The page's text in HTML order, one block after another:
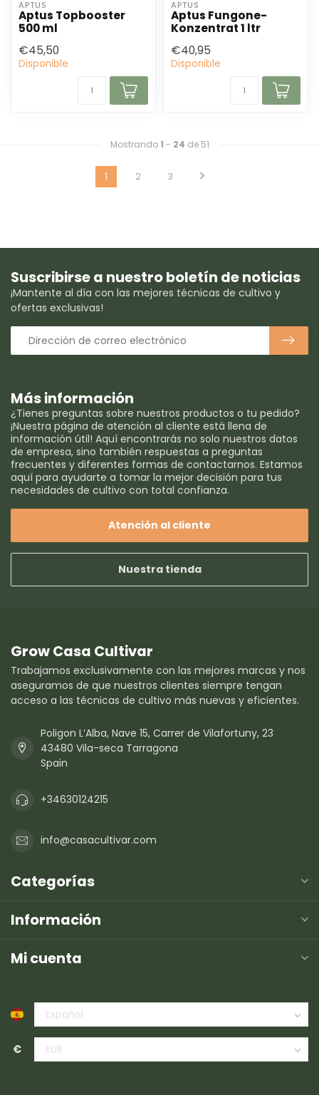
APTUS
Aptus Topbooster
500 ml
€45,50
Disponible
APTUS
Aptus Fungone-
Konzentrat 1 ltr
€40,95
Disponible
Mostrando 1 - 24 de 51
1 2 3
Más información
¿Tienes preguntas sobre nuestros productos o tu pedido?
¡Nuestra página de atención al cliente está llena de
información útil! Aquí encontrarás no solo nuestros datos
de empresa, sino también respuestas a preguntas
frecuentes y diferentes formas de contactarnos. Estamos
aquí para ayudarte a tomar la mejor decisión para tus
necesidades de cultivo con total confianza.
Atención al cliente
Nuestra tienda
Suscribirse a nuestro boletín de noticias
¡Mantente al día con las mejores técnicas de cultivo y
ofertas exclusivas!
Grow Casa Cultivar
Trabajamos exclusivamente con las mejores marcas y nos
aseguramos de que nuestros clientes siempre tengan
acceso a las técnicas de cultivo más nuevas y eficientes.
Poligon L’Alba, Nave 15, Carrer de Vilafortuny, 23
43480 Vila-seca Tarragona
Spain
+34630124215
info@casacultivar.com
Categorías
Información
Mi cuenta
€